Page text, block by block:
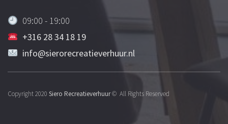
09:00 - 19:00
+316 28 34 18 19
info@sierorecreatieverhuur.nl
Copyright 2020 Siero Recreatieverhuur© All Rights Reserved